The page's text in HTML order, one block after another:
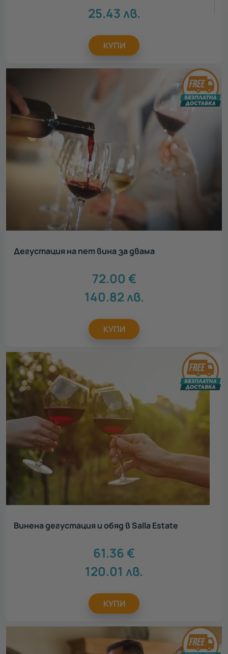
25.43лв.
КУПИ
Дегустация на пет вина за двама
72.00 €
140.82лв.
КУПИ
Винена дегустация и обяд в Salla Estate
61.36€
120.01 лв.
КУПИ